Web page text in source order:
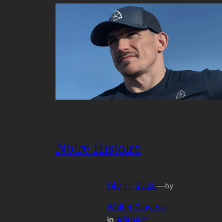
Notre Histoire
Fév 11, 2026—by
Walter Clayton
in Afitpilot